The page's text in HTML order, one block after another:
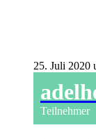
25. Juli 2020
Teilnehmer